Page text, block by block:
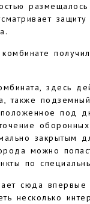
здесь
также
под
закрытым
можно
по
сюда
несколько